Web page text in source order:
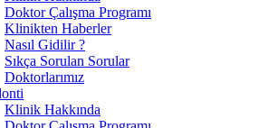
Doktor Çalışma Programı
Klinikten Haberler
Nasıl Gidilir ?
Sıkça Sorulan Sorular
Doktorlarımız
Klinik Hakkında